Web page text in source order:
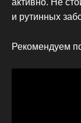
активно. Не
и рутинных
Рекомендуем